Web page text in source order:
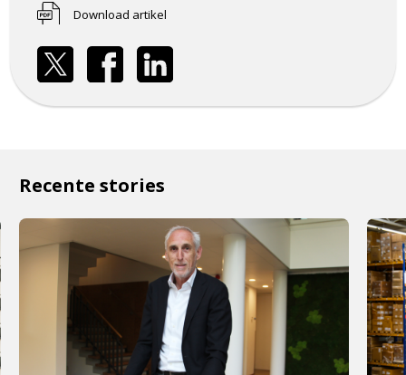
Download artikel
Recente stories